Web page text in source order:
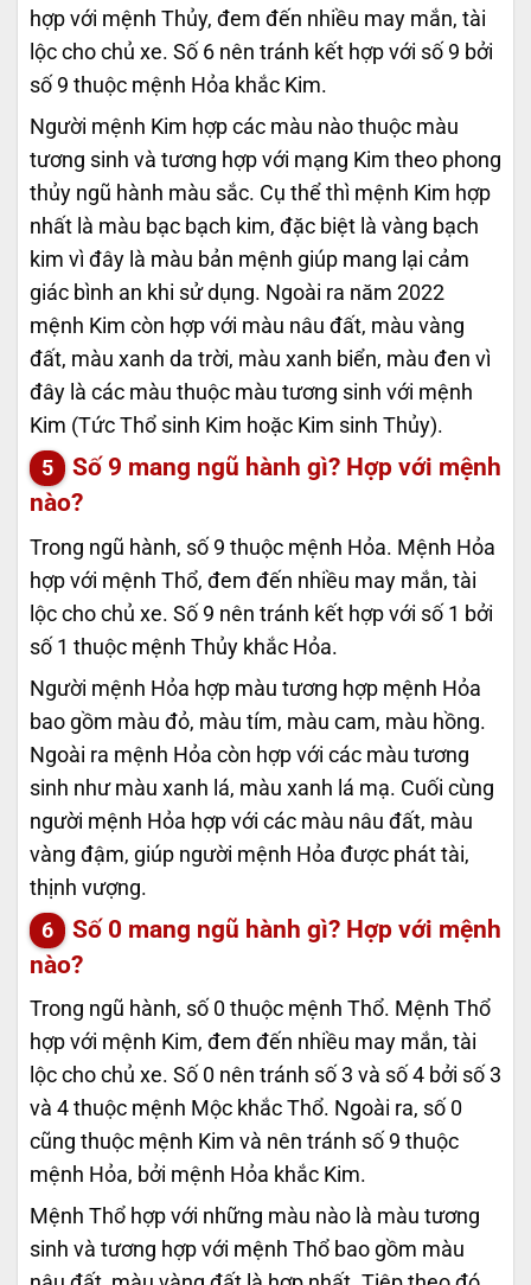
hợp với mệnh Thủy, đem đến nhiều may mắn, tài
lộc cho chủ xe. Số 6 nên tránh kết hợp với số 9 bởi
số 9 thuộc mệnh Hỏa khắc Kim.
Người mệnh Kim hợp các màu nào thuộc màu
tương sinh và tương hợp với mạng Kim theo phong
thủy ngũ hành màu sắc. Cụ thể thì mệnh Kim hợp
nhất là màu bạc bạch kim, đặc biệt là vàng bạch
kim vì đây là màu bản mệnh giúp mang lại cảm
giác bình an khi sử dụng. Ngoài ra năm 2022
mệnh Kim còn hợp với màu nâu đất, màu vàng
đất, màu xanh da trời, màu xanh biển, màu đen vì
đây là các màu thuộc màu tương sinh với mệnh
Kim (Tức Thổ sinh Kim hoặc Kim sinh Thủy).
Số 9 mang ngũ hành gì? Hợp với mệnh
nào?
Trong ngũ hành, số 9 thuộc mệnh Hỏa. Mệnh Hỏa
hợp với mệnh Thổ, đem đến nhiều may mắn, tài
lộc cho chủ xe. Số 9 nên tránh kết hợp với số 1 bởi
số 1 thuộc mệnh Thủy khắc Hỏa.
Người mệnh Hỏa hợp màu tương hợp mệnh Hỏa
bao gồm màu đỏ, màu tím, màu cam, màu hồng.
Ngoài ra mệnh Hỏa còn hợp với các màu tương
sinh như màu xanh lá, màu xanh lá mạ. Cuối cùng
người mệnh Hỏa hợp với các màu nâu đất, màu
vàng đậm, giúp người mệnh Hỏa được phát tài,
thịnh vượng.
Số 0 mang ngũ hành gì? Hợp với mệnh
nào?
Trong ngũ hành, số 0 thuộc mệnh Thổ. Mệnh Thổ
hợp với mệnh Kim, đem đến nhiều may mắn, tài
lộc cho chủ xe. Số 0 nên tránh số 3 và số 4 bởi số 3
và 4 thuộc mệnh Mộc khắc Thổ. Ngoài ra, số 0
cũng thuộc mệnh Kim và nên tránh số 9 thuộc
mệnh Hỏa, bởi mệnh Hỏa khắc Kim.
Mệnh Thổ hợp với những màu nào là màu tương
sinh và tương hợp với mệnh Thổ bao gồm màu